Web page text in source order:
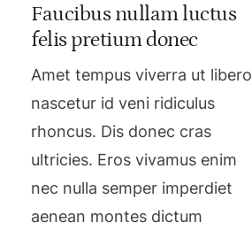
Faucibus nullam luctus
felis pretium donec
Amet tempus viverra ut libero
nascetur id veni ridiculus
rhoncus. Dis donec cras
ultricies. Eros vivamus enim
nec nulla semper imperdiet
aenean montes dictum